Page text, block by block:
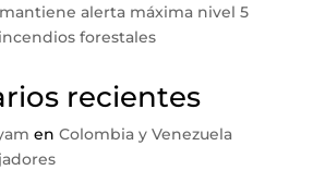
alerta máxima nivel 5
forestales
recientes
en Colombia y Venezuela